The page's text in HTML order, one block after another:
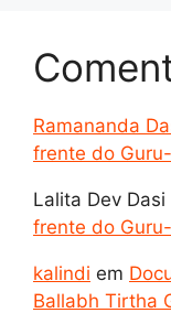
Ramananda
frente do
Lalita Dev Dasi
frente do
kalindi em
Ballabh Tirtha